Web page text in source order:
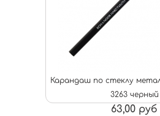
Карандаш по стеклу
3263 черный
63,00 руб